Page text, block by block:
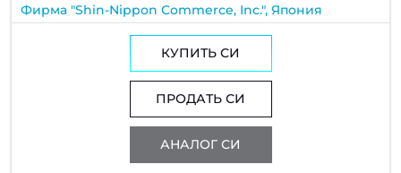
Фирма "Shin-Nippon Commerce, Inc.", Япония
КУПИТЬ СИ
ПРОДАТЬ СИ
АНАЛОГ СИ